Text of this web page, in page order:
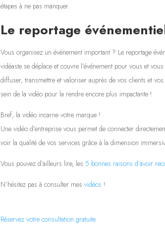
étapes à ne pas manquer.
Le reportage
Vous organisez un événement important ? Le reportage
vidéaste se déplace et couvre l’événement pour vous et
diffuser, transmettre et valoriser auprès de vos clients et
sein de la vidéo pour la rendre encore plus impactante !
Bref, la vidéo incarne votre marque !
Une vidéo d’entreprise vous permet de connecter
voir la qualité de vos services grâce à la dimension
Vous pouvez d’ailleurs lire, les 5 bonnes raisons d’avoir
N’hésitez pas à consulter mes vidéos !
Réservez votre consultation gratuite